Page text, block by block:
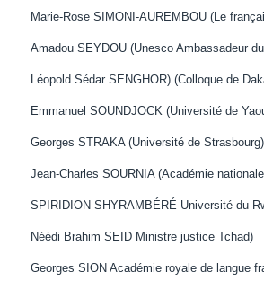
Marie-Rose SIMONI-AUREMBOU (Le
Amadou SEYDOU (Unesco Ambassadeur
Léopold Sédar SENGHOR) (Colloque de
Emmanuel SOUNDJOCK (Université de
Georges STRAKA (Université de Strasbourg)
Jean-Charles SOURNIA (Académie
SPIRIDION SHYRAMBÉRÉ Université du
Néédi Brahim SEID Ministre justice Tchad)
Georges SION Académie royale de langue